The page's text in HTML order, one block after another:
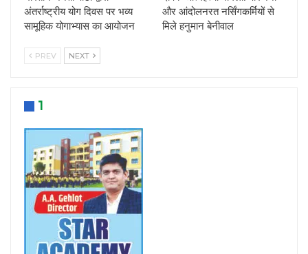
अंतर्राष्ट्रीय योग दिवस पर भव्य
सामूहिक योगाभ्यास का आयोजन
और आंदोलनरत नर्सिंगकर्मियों से
मिले हनुमान बेनीवाल
PREV NEXT
1